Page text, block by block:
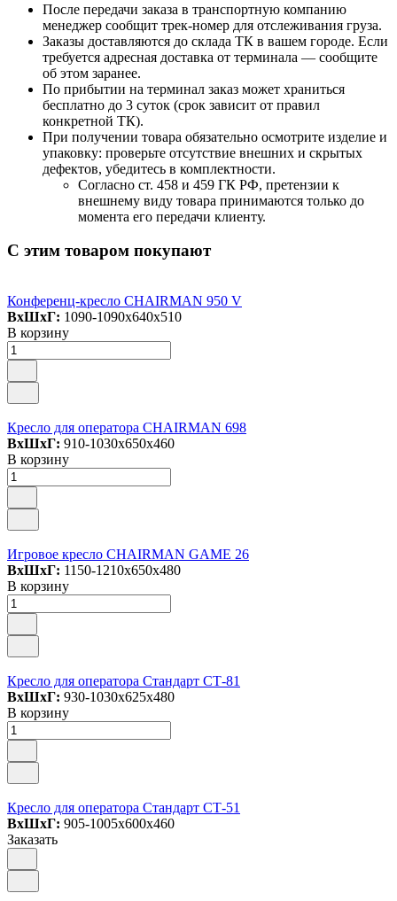
После передачи заказа в транспортную компанию
менеджер сообщит трек-номер для отслеживания груза.
Заказы доставляются до склада ТК в вашем городе. Если
требуется адресная доставка от терминала — сообщите
об этом заранее.
По прибытии на терминал заказ может храниться
бесплатно до 3 суток (срок зависит от правил
конкретной ТК).
При получении товара обязательно осмотрите изделие и
упаковку: проверьте отсутствие внешних и скрытых
дефектов, убедитесь в комплектности.
Согласно ст. 458 и 459 ГК РФ, претензии к
внешнему виду товара принимаются только до
момента его передачи клиенту.
С этим товаром покупают
Конференц-кресло CHAIRMAN 950 V
ВxШxГ: 1090-1090x640x510
В корзину
Кресло для оператора CHAIRMAN 698
ВxШxГ: 910-1030x650x460
В корзину
Игровое кресло CHAIRMAN GAME 26
ВxШxГ: 1150-1210x650x480
В корзину
Кресло для оператора Стандарт СТ-81
ВxШxГ: 930-1030x625x480
В корзину
Кресло для оператора Стандарт СТ-51
ВxШxГ: 905-1005x600x460
Заказать